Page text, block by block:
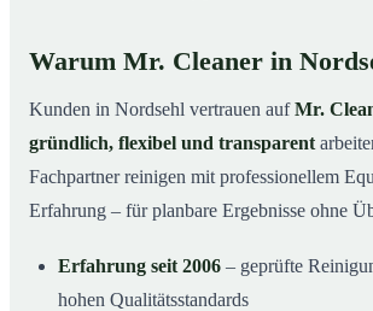
Warum Mr. Cleaner in
Kunden in Nordsehl vertrauen aufMr.
gründlich, flexibel und transparent
Fachpartner reinigen mit professionellem
Erfahrung – für planbare Ergebnisse ohne
Erfahrung seit 2006 – geprüfte
hohen Qualitätsstandards